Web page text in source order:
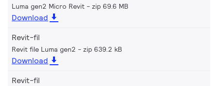
Luma gen2 Micro Revit zip 69.6 MB
Download
Revit-fil
Revit file Luma gen2 zip 639.2 kB
Download
Revit-fil